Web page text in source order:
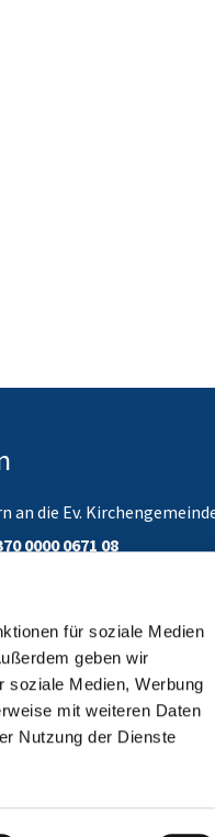
für soziale Medien
geben wir
soziale Medien, Werbung
mit weiteren Daten
Nutzung der Dienste
an die Ev.
0000 0671 08
einen